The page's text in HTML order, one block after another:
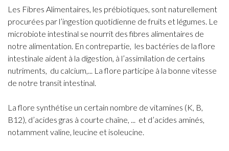
Les Fibres Alimentaires, les prébiotiques, sont naturellement
procurées par l’ingestion quotidienne de fruits et légumes. Le
microbiote intestinal se nourrit des fibres alimentaires de
notre alimentation. En contrepartie, les bactéries de la flore
intestinale aident à la digestion, à l’assimilation de certains
nutriments, du calcium,... La flore participe à la bonne vitesse
de notre transit intestinal.
La flore synthétise un certain nombre de vitamines (K, B,
B12), d’acides gras à courte chaîne, ... et d’acides aminés,
notamment valine, leucine et isoleucine.